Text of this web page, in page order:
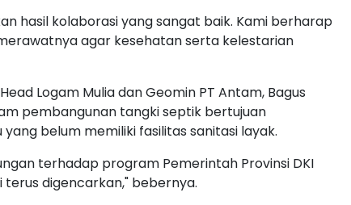
hasil kolaborasi yang sangat baik. Kami berharap
agar kesehatan serta kelestarian
Logam Mulia dan Geomin PT Antam, Bagus
pembangunan tangki septik bertujuan
belum memiliki fasilitas sanitasi layak.
terhadap program Pemerintah Provinsi DKI
digencarkan," bebernya.